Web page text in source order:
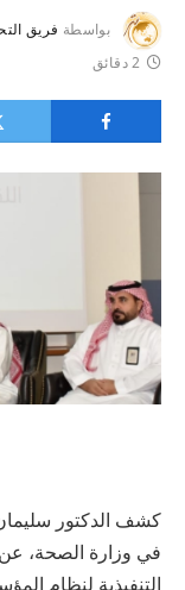
بواسطة فريق
2 دقائق
كشف الدكتور سليمان
في وزارة الصحة، عن
التنفيذية لنظام